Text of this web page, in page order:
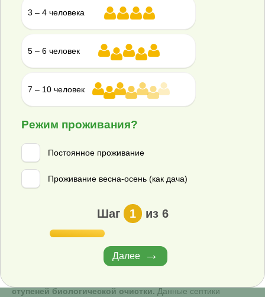
вод. То есть нет необходимости в «якорении» резервуара.
4. Септики Юнилос Астра
Минимальная высота корпуса:
Рейтинг септика для высоких грунтовых вод:
Работа септиков Астра построена на фильтрации
ступеней биологической очистки. Данные септики
3 – 4 человека
5 – 6 человек
7 – 10 человек
Режим проживания?
Постоянное проживание
Проживание весна-осень (как дача)
Шаг 1 из 6
Далее